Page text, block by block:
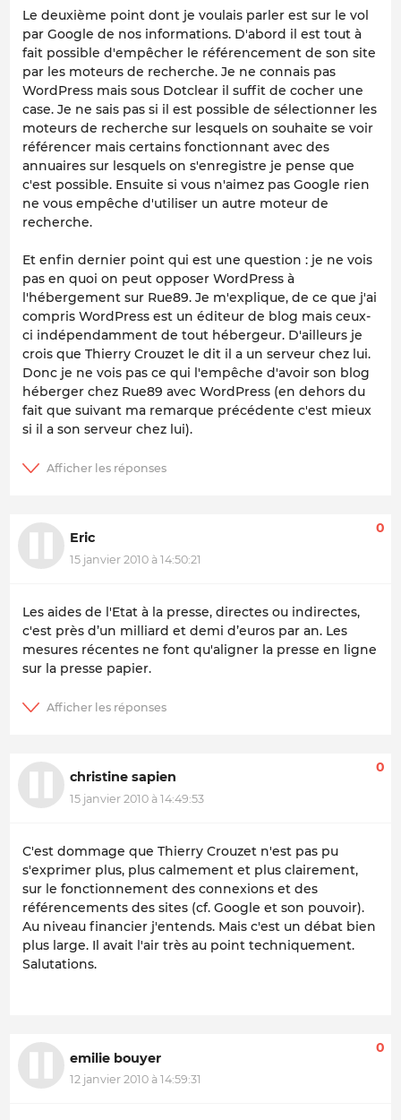
Le deuxième point dont je voulais parler est sur le vol
par Google de nos informations. D'abord il est tout à
fait possible d'empêcher le référencement de son site
par les moteurs de recherche. Je ne connais pas
WordPress mais sous Dotclear il suffit de cocher une
case. Je ne sais pas si il est possible de sélectionner les
moteurs de recherche sur lesquels on souhaite se voir
référencer mais certains fonctionnant avec des
annuaires sur lesquels on s'enregistre je pense que
c'est possible. Ensuite si vous n'aimez pas Google rien
ne vous empêche d'utiliser un autre moteur de
recherche.
Et enfin dernier point qui est une question : je ne vois
pas en quoi on peut opposer WordPress à
l'hébergement sur Rue89. Je m'explique, de ce que j'ai
compris WordPress est un éditeur de blog mais ceux-
ci indépendamment de tout hébergeur. D'ailleurs je
crois que Thierry Crouzet le dit il a un serveur chez lui.
Donc je ne vois pas ce qui l'empêche d'avoir son blog
héberger chez Rue89 avec WordPress (en dehors du
fait que suivant ma remarque précédente c'est mieux
si il a son serveur chez lui).
Eric
15 janvier 2010 à 14:50:21
0
Les aides de l'Etat à la presse, directes ou indirectes,
c'est près d’un milliard et demi d’euros par an. Les
mesures récentes ne font qu'aligner la presse en ligne
sur la presse papier.
christine sapien
15 janvier 2010 à 14:49:53
0
C'est dommage que Thierry Crouzet n'est pas pu
s'exprimer plus, plus calmement et plus clairement,
sur le fonctionnement des connexions et des
référencements des sites (cf. Google et son pouvoir).
Au niveau financier j'entends. Mais c'est un débat bien
plus large. Il avait l'air très au point techniquement.
Salutations.
emilie bouyer
12 janvier 2010 à 14:59:31
0